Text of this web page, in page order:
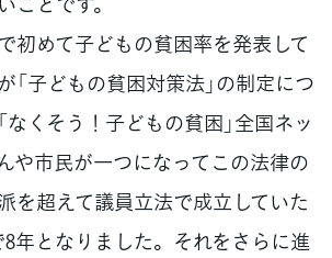
初めて子どもの貧困率を発表して
「子どもの貧困対策法」の制定につ
なくそう！子どもの貧困」全国ネッ
や市民が一つになってこの法律の
を超えて議員立法で成立していた
年となりました。それをさらに進